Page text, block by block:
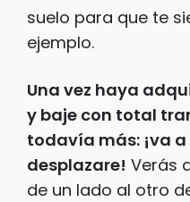
suelo para que te
ejemplo.
Una vez haya
y baje con total
todavía más: ¡va
desplazare! Verás
de un lado al otro